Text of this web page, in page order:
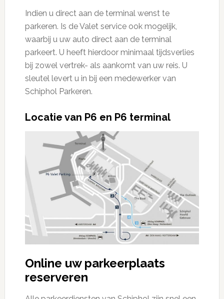
Indien u direct aan de terminal wenst te
parkeren. Is de Valet service ook mogelijk,
waarbij u uw auto direct aan de terminal
parkeert. U heeft hierdoor minimaal tijdsverlies
bij zowel vertrek- als aankomt van uw reis. U
sleutel levert u in bij een medewerker van
Schiphol Parkeren.
Locatie van P6 en P6 terminal
Online uw parkeerplaats
reserveren